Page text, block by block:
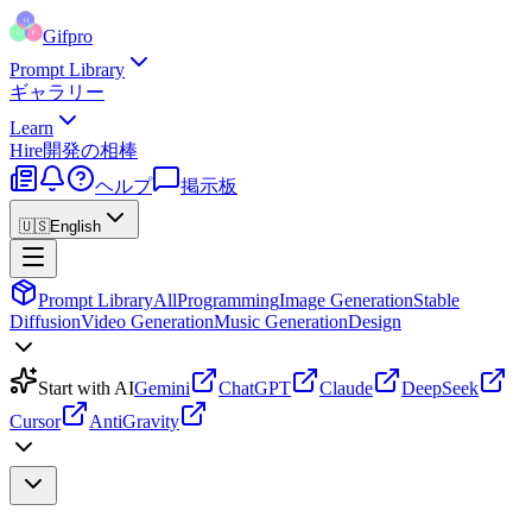
Gifpro
Prompt Library
ギャラリー
Learn
Hire開発の相棒
ヘルプ
掲示板
🇺🇸English
Prompt LibraryAllProgrammingImage GenerationStable
DiffusionVideo GenerationMusic GenerationDesign
Start with AIGemini ChatGPT Claude
DeepSeek
Cursor
AntiGravity